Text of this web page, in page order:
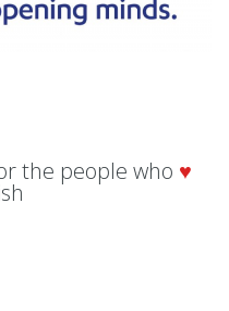
the people who ♥